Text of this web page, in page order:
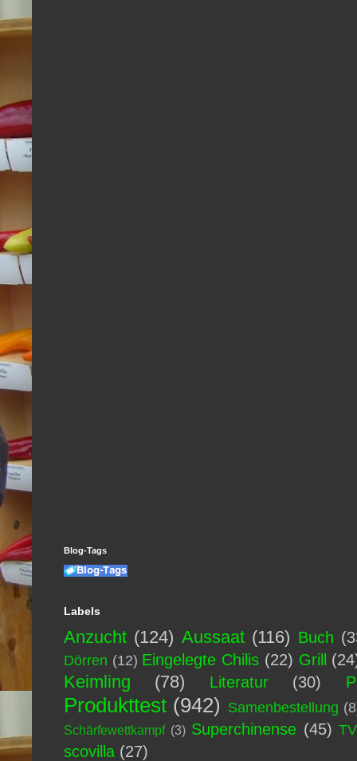
Blog-Tags
Labels
Anzucht (124) Aussaat (116) Buch
Dörren (12) Eingelegte Chilis (22) Grill
Keimling (78) Literatur (30)
Produkttest (942) Samenbestellung
Schärfewettkampf (3) Superchinense (45) TV
scovilla (27)